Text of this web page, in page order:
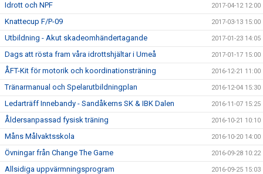
Idrott och NPF 2017-04-12 12:00
Knattecup F/P-09 2017-03-13 15:00
Utbildning - Akut skadeomhändertagande 2017-01-23 14:05
Dags att rösta fram våra idrottshjältar i Umeå 2017-01-17 15:00
ÅFT-Kit för motorik och koordinationsträning 2016-12-21 11:00
Tränarmanual och Spelarutbildningplan 2016-12-04 15:30
Ledarträff Innebandy - Sandåkerns SK & IBK Dalen 2016-11-07 15:25
Åldersanpassad fysisk träning 2016-10-21 10:10
Måns Målvaktsskola 2016-10-20 14:00
Övningar från Change The Game 2016-09-28 10:22
Allsidiga uppvärmningsprogram 2016-09-25 15:03